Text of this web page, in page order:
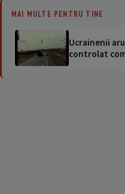
MAI MULTE PENTRU TINE
Ucrainenii
controlat